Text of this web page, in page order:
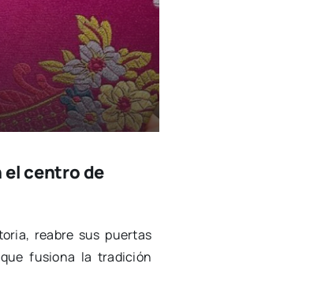
el centro de
reabre sus puer­tas
fusio­na la tra­di­ción